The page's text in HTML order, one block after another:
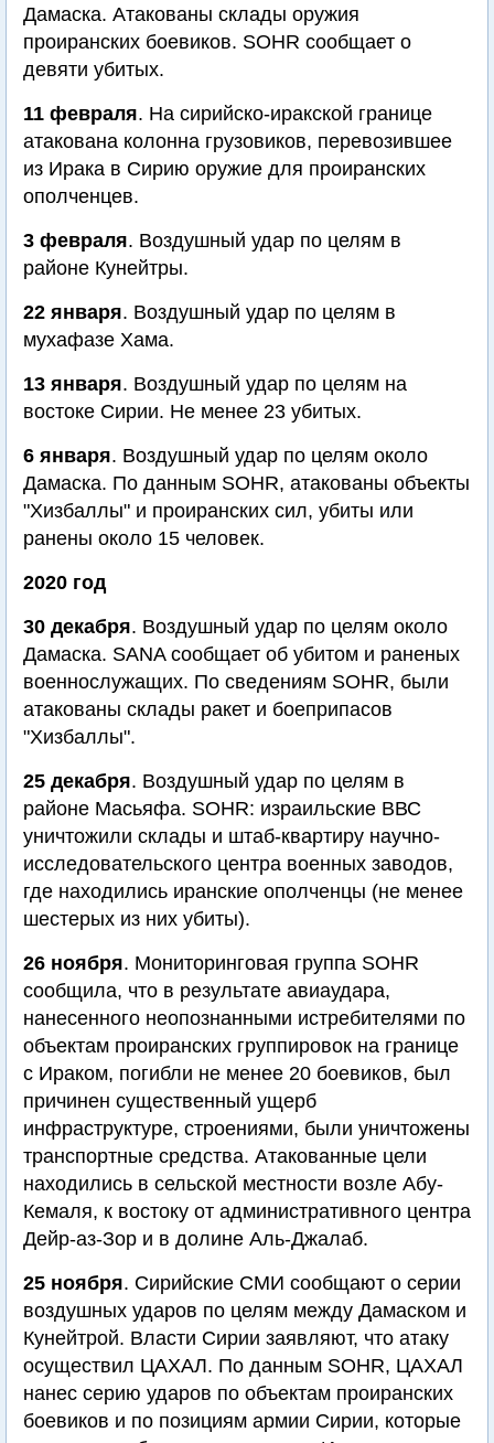
Дамаска. Атакованы склады оружия
проиранских боевиков. SOHR сообщает о
девяти убитых.
11 февраля. На сирийско-иракской границе
атакована колонна грузовиков, перевозившее
из Ирака в Сирию оружие для проиранских
ополченцев.
3 февраля. Воздушный удар по целям в
районе Кунейтры.
22 января. Воздушный удар по целям в
мухафазе Хама.
13 января. Воздушный удар по целям на
востоке Сирии. Не менее 23 убитых.
6 января. Воздушный удар по целям около
Дамаска. По данным SOHR, атакованы объекты
"Хизбаллы" и проиранских сил, убиты или
ранены около 15 человек.
2020 год
30 декабря. Воздушный удар по целям около
Дамаска. SANA сообщает об убитом и раненых
военнослужащих. По сведениям SOHR, были
атакованы склады ракет и боеприпасов
"Хизбаллы".
25 декабря. Воздушный удар по целям в
районе Масьяфа. SOHR: израильские ВВС
уничтожили склады и штаб-квартиру научно-
исследовательского центра военных заводов,
где находились иранские ополченцы (не менее
шестерых из них убиты).
26 ноября. Мониторинговая группа SOHR
сообщила, что в результате авиаудара,
нанесенного неопознанными истребителями по
объектам проиранских группировок на границе
с Ираком, погибли не менее 20 боевиков, был
причинен существенный ущерб
инфраструктуре, строениями, были уничтожены
транспортные средства. Атакованные цели
находились в сельской местности возле Абу-
Кемаля, к востоку от административного центра
Дейр-аз-Зор и в долине Аль-Джалаб.
25 ноября. Сирийские СМИ сообщают о серии
воздушных ударов по целям между Дамаском и
Кунейтрой. Власти Сирии заявляют, что атаку
осуществил ЦАХАЛ. По данным SOHR, ЦАХАЛ
нанес серию ударов по объектам проиранских
боевиков и по позициям армии Сирии, которые